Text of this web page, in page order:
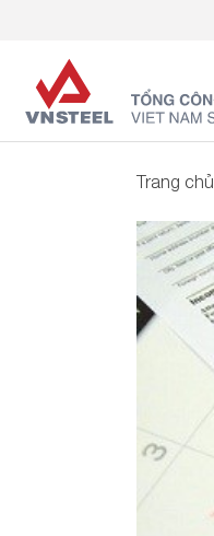
Trang chủ